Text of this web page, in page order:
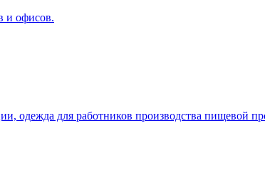
и офисов.
одежда для работников производства пищевой